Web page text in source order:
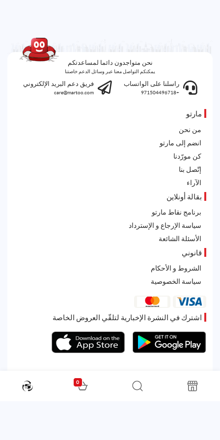
نحن متواجدون دائما لمساعدتكم
يمكنكم التواصل معنا عبر وسائل الدعم خاصتنا
راسلنا على الواتساب
+971504496718
فريق دعم البريد الإلكتروني
care@martoo.com
مارتو
من نحن
انضم إلى مارتو
كن مورّدنا
إتّصل بنا
الآراء
بقالة أونلاين
برنامج نقاط مارتو
سياسة الإرجاع و الإسترداد
الأسئلة الشائعة
قانوني
الشروط و الأحكام
سياسة الخصوصية
اشترك في النشرة الإخبارية لتلقّي العروض الخاصة
All rights reserved. Powered by Martoo © 2026
0